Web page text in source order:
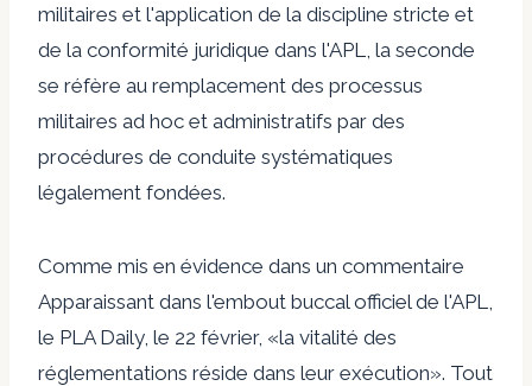
militaires et l'application de la discipline stricte et
de la conformité juridique dans l'APL, la seconde
se réfère au remplacement des processus
militaires ad hoc et administratifs par des
procédures de conduite systématiques
légalement fondées.
Comme mis en évidence dans un commentaire
Apparaissant dans l'embout buccal officiel de l'APL,
le PLA Daily, le 22 février, «la vitalité des
réglementations réside dans leur exécution». Tout